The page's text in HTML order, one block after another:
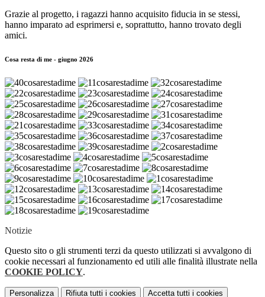
Grazie al progetto, i ragazzi hanno acquisito fiducia in se stessi,
hanno imparato ad esprimersi e, soprattutto, hanno trovato degli
amici.
Cosa resta di me - giugno 2026
Notizie
Questo sito o gli strumenti terzi da questo utilizzati si avvalgono di
cookie necessari al funzionamento ed utili alle finalità illustrate nella
COOKIE POLICY.
Personalizza Rifiuta tutti i cookies Accetta tutti i cookies